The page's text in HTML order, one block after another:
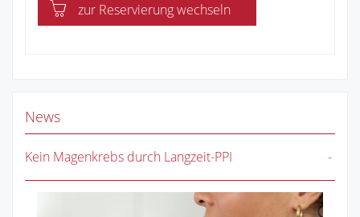
zur Reservierung wechseln
News
Kein Magenkrebs durch Langzeit-PPI